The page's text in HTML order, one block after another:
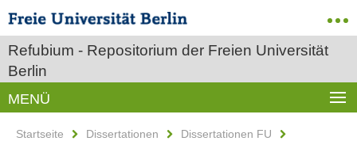
Refubium - Repositorium der Freien Universität
Berlin
MENÜ
Startseite Dissertationen
Dissertationen FU